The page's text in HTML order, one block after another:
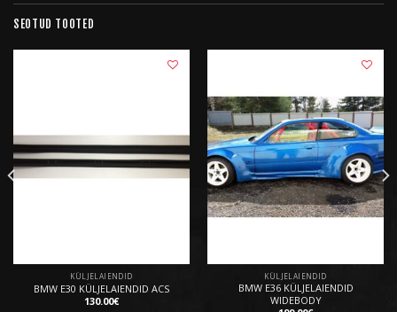
SEOTUD TOOTED
KÜLJELAIENDID
BMW E30 KÜLJELAIENDID ACS
130.00€
LISA
SOOVIKORVI
KÜLJELAIENDID
BMW E36 KÜLJELAIENDID
WIDEBODY